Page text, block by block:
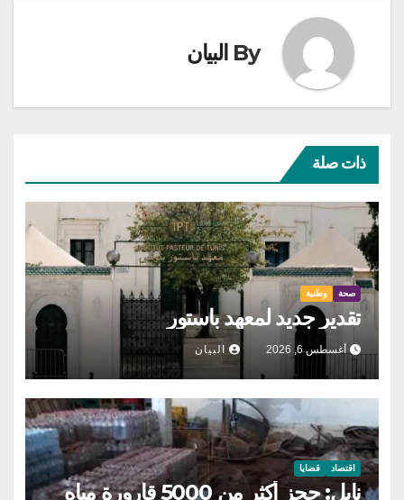
By البيان
ذات صلة
صحة وطنية
تقدير جديد لمعهد باستور
أغسطس 6, 2026 البيان
اقتصاد قضايا
نابل: حجز أكثر من 5000 قارورة مياه